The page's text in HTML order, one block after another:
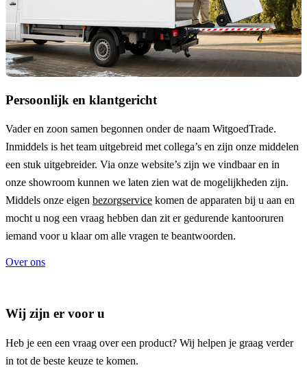
Persoonlijk en klantgericht
Vader en zoon samen begonnen onder de naam WitgoedTrade.
Inmiddels is het team uitgebreid met collega’s en zijn onze middelen
een stuk uitgebreider. Via onze website’s zijn we vindbaar en in
onze showroom kunnen we laten zien wat de mogelijkheden zijn.
Middels onze eigen bezorgservice komen de apparaten bij u aan en
mocht u nog een vraag hebben dan zit er gedurende kantooruren
iemand voor u klaar om alle vragen te beantwoorden.
Over ons
Wij zijn er voor u
Heb je een een vraag over een product? Wij helpen je graag verder
in tot de beste keuze te komen.